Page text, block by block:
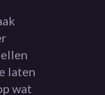
laten
wat